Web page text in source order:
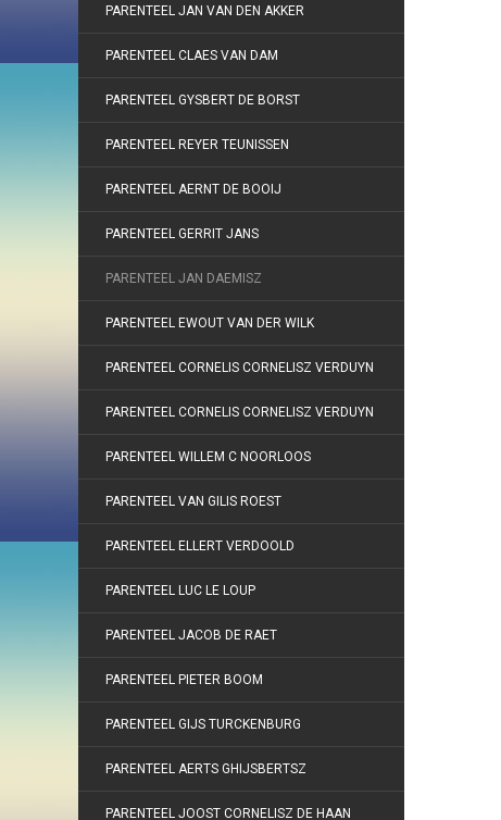
PARENTEEL JAN VAN DEN AKKER
PARENTEEL CLAES VAN DAM
PARENTEEL GYSBERT DE BORST
PARENTEEL REYER TEUNISSEN
PARENTEEL AERNT DE BOOIJ
PARENTEEL GERRIT JANS
PARENTEEL JAN DAEMISZ
PARENTEEL EWOUT VAN DER WILK
PARENTEEL CORNELIS CORNELISZ VERDUYN
PARENTEEL CORNELIS CORNELISZ VERDUYN
PARENTEEL WILLEM C NOORLOOS
PARENTEEL VAN GILIS ROEST
PARENTEEL ELLERT VERDOOLD
PARENTEEL LUC LE LOUP
PARENTEEL JACOB DE RAET
PARENTEEL PIETER BOOM
PARENTEEL GIJS TURCKENBURG
PARENTEEL AERTS GHIJSBERTSZ
PARENTEEL JOOST CORNELISZ DE HAAN